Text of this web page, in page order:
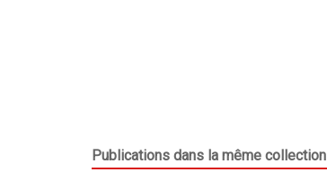
Publications dans la même collection